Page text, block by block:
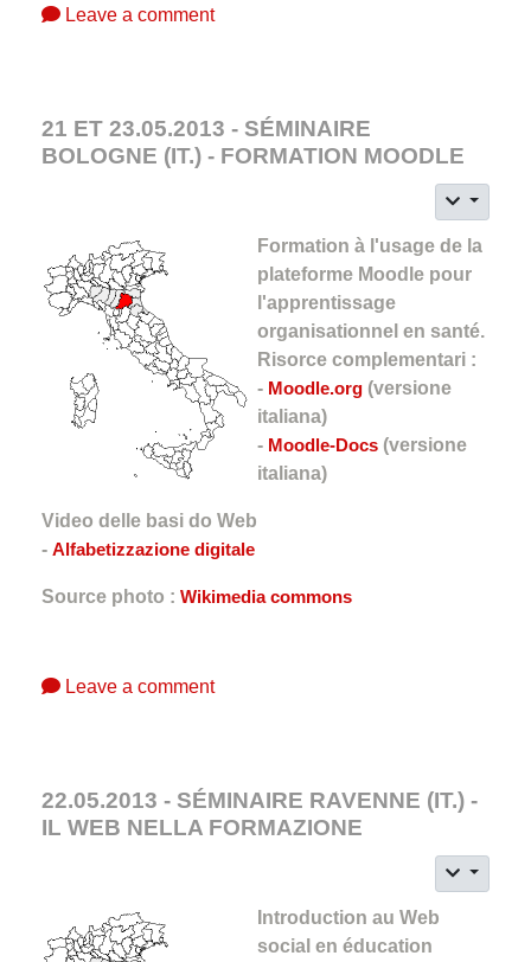
Leave a comment
21 ET 23.05.2013 - SÉMINAIRE
BOLOGNE (IT.) - FORMATION MOODLE
Formation à l'usage de la
plateforme Moodle pour
l'apprentissage
organisationnel en santé.
Risorce complementari :
- Moodle.org (versione
italiana)
- Moodle-Docs (versione
italiana)
Video delle basi do Web
- Alfabetizzazione digitale
Source photo : Wikimedia commons
Leave a comment
22.05.2013 - SÉMINAIRE RAVENNE (IT.) -
IL WEB NELLA FORMAZIONE
Introduction au Web
social en éducation